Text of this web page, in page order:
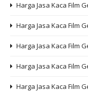
Harga Jasa Kaca Film
Harga Jasa Kaca Film
Harga Jasa Kaca Film
Harga Jasa Kaca Film
Harga Jasa Kaca Film